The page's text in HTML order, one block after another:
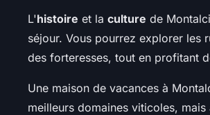
L'histoire et la culture de
séjour. Vous pourrez explorer les
des forteresses, tout en profitant
Une maison de vacances à
meilleurs domaines viticoles, mais